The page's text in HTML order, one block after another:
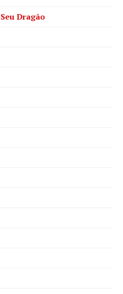
Dragão